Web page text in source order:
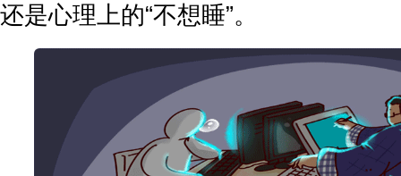
还是心理上的“不想睡”。